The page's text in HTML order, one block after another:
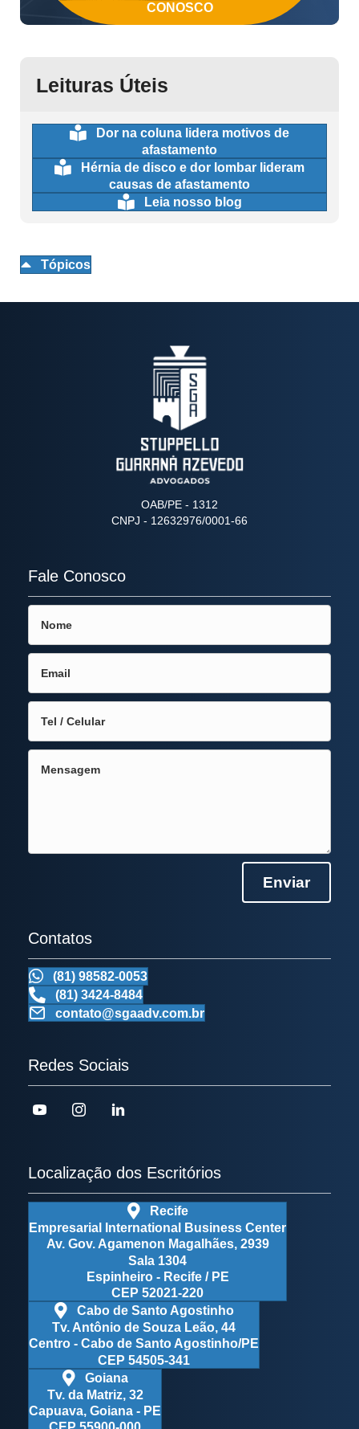
CONOSCO
Leituras Úteis
Dor na coluna lidera motivos de
afastamento
Hérnia de disco e dor lombar lideram
causas de afastamento
Leia nosso blog
Tópicos
OAB/PE - 1312
CNPJ - 12632976/0001-66
Fale Conosco
Enviar
Contatos
(81) 98582-0053
(81) 3424-8484
contato@sgaadv.com.br
Redes Sociais
Localização dos Escritórios
Recife
Empresarial International Business Center
Av. Gov. Agamenon Magalhães, 2939
Sala 1304
Espinheiro - Recife / PE
CEP 52021-220
Cabo de Santo Agostinho
Tv. Antônio de Souza Leão, 44
Centro - Cabo de Santo Agostinho/PE
CEP 54505-341
Goiana
Tv. da Matriz, 32
Capuava, Goiana - PE